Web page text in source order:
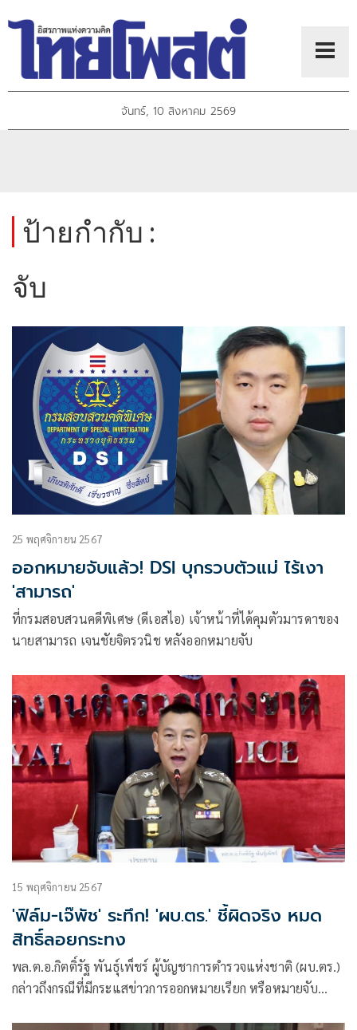
จันทร์, 10 สิงหาคม 2569
ป้ายกำกับ :
จับ
25 พฤศจิกายน 2567
ออกหมายจับแล้ว! DSI บุกรวบตัวแม่ ไร้เงา
'สามารถ'
ที่กรมสอบสวนคดีพิเศษ (ดีเอสไอ) เจ้าหน้าที่ได้คุมตัวมารดาของ
นายสามารถ เจนชัยจิตรวนิช หลังออกหมายจับ
15 พฤศจิกายน 2567
'ฟิล์ม-เจ๊พัช' ระทึก! 'ผบ.ตร.' ชี้ผิดจริง หมด
สิทธิ์ลอยกระทง
พล.ต.อ.กิตติ์รัฐ พันธุ์เพ็ชร์ ผู้บัญชาการตำรวจแห่งชาติ (ผบ.ตร.)
กล่าวถึงกรณีที่มีกระแสข่าวการออกหมายเรียก หรือหมายจับ